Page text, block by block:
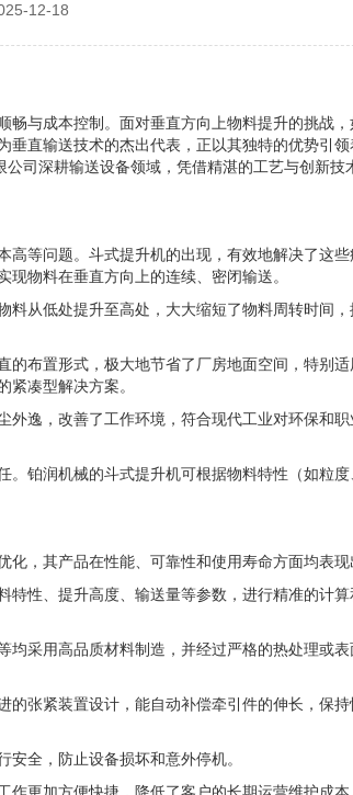
12-18
与成本控制。面对垂直方向上物料提升的挑战
垂直输送技术的杰出代表，正以其独特的优势引
司深耕输送设备领域，凭借精湛的工艺与创新技
等问题。斗式提升机的出现，有效地解决了这
物料在垂直方向上的连续、密闭输送。
料从低处提升至高处，大大缩短了物料周转时间
布置形式，极大地节省了厂房地面空间，特别适
凑型解决方案。
外逸，改善了工作环境，符合现代工业对环保和
铂润机械的斗式提升机可根据物料特性（如粒度
，其产品在性能、可靠性和使用寿命方面均表现
特性、提升高度、输送量等参数，进行精准的计
均采用高品质材料制造，并经过严格的热处理或
张紧装置设计，能自动补偿牵引件的伸长，保
安全，防止设备损坏和意外停机。